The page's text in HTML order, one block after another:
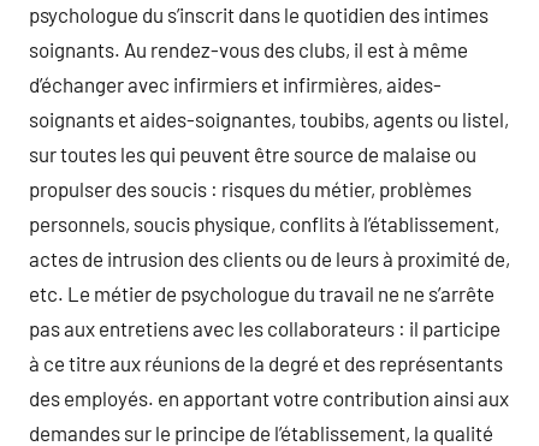
psychologue du s’inscrit dans le quotidien des intimes
soignants. Au rendez-vous des clubs, il est à même
d’échanger avec infirmiers et infirmières, aides-
soignants et aides-soignantes, toubibs, agents ou listel,
sur toutes les qui peuvent être source de malaise ou
propulser des soucis : risques du métier, problèmes
personnels, soucis physique, conflits à l’établissement,
actes de intrusion des clients ou de leurs à proximité de,
etc. Le métier de psychologue du travail ne ne s’arrête
pas aux entretiens avec les collaborateurs : il participe
à ce titre aux réunions de la degré et des représentants
des employés. en apportant votre contribution ainsi aux
demandes sur le principe de l’établissement, la qualité